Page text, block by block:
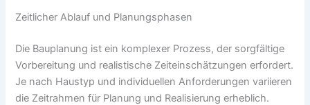
Zeitlicher Ablauf und Planungsphasen
Die Bauplanung ist ein komplexer Prozess, der sorgfältige
Vorbereitung und realistische Zeiteinschätzungen erfordert.
Je nach Haustyp und individuellen Anforderungen variieren
die Zeitrahmen für Planung und Realisierung erheblich.